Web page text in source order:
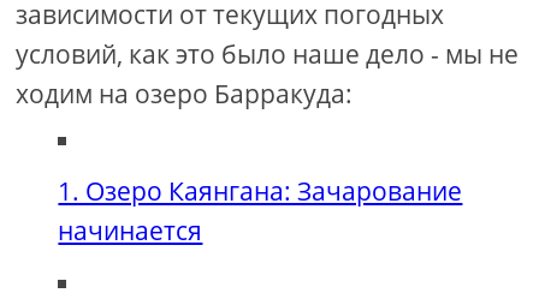
зависимости от текущих погодных
условий, как это было наше дело - мы не
ходим на озеро Барракуда:
1. Озеро Каянгана: Зачарование
начинается